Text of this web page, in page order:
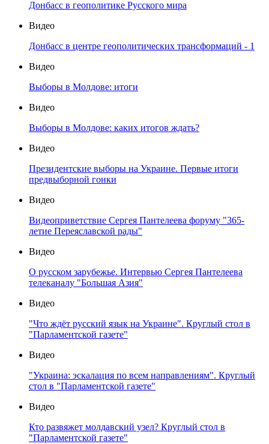
Донбасс в геополитике Русского мира
Видео
Донбасс в центре геополитических трансформаций - 1
Видео
Выборы в Молдове: итоги
Видео
Выборы в Молдове: каких итогов ждать?
Видео
Президентские выборы на Украине. Первые итоги
предвыборной гонки
Видео
Видеоприветствие Сергея Пантелеева форуму "365-
летие Переяславской рады"
Видео
О русском зарубежье. Интервью Сергея Пантелеева
телеканалу "Большая Азия"
Видео
"Что ждёт русский язык на Украине". Круглый стол в
"Парламентской газете"
Видео
"Украина: эскалация по всем направлениям". Круглый
стол в "Парламентской газете"
Видео
Кто развяжет молдавский узел? Круглый стол в
"Парламентской газете"